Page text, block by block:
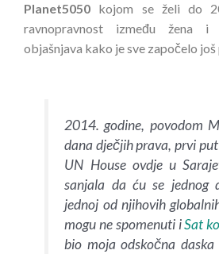
Planet5050 kojom se želi do
ravnopravnost između žena i
objašnjava kako je sve započelo
2014. godine, povodom
dana dječjih prava, prvi
UN House ovdje u
sanjala da ću se jednog
jednoj od njihovih
mogu ne spomenuti iSat
bio moja odskočna